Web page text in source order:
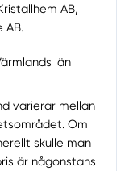
AB,
AB.
län
varierar mellan
Om
skulle man
är någonstans